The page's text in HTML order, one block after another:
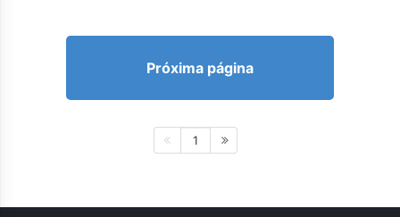
Próxima página
1